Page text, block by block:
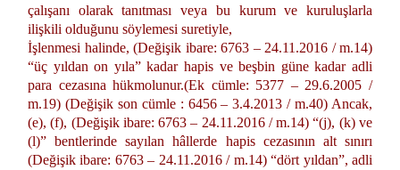
çalışanı olarak tanıtması veya bu kurum ve kuruluşlarla
ilişkili olduğunu söylemesi suretiyle,
İşlenmesi halinde, (Değişik ibare: 6763 – 24.11.2016 / m.14)
“üç yıldan on yıla” kadar hapis ve beşbin güne kadar adli
para cezasına hükmolunur.(Ek cümle: 5377 – 29.6.2005 /
m.19) (Değişik son cümle : 6456 – 3.4.2013 / m.40) Ancak,
(e), (f), (Değişik ibare: 6763 – 24.11.2016 / m.14) “(j), (k) ve
(l)” bentlerinde sayılan hâllerde hapis cezasının alt sınırı
(Değişik ibare: 6763 – 24.11.2016 / m.14) “dört yıldan”, adli